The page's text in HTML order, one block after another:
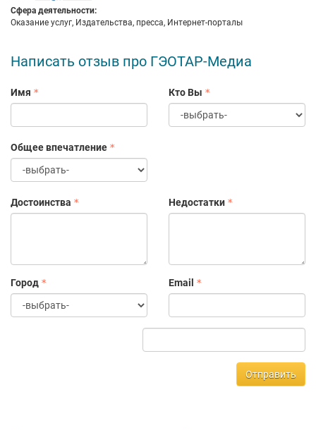
Сфера деятельности:
Оказание услуг, Издательства, пресса, Интернет-порталы
Написать отзыв про ГЭОТАР-Медиа
Имя Кто Вы
Общее впечатление
Достоинства Недостатки
Город Email
Отправить